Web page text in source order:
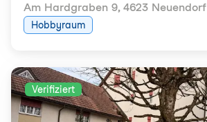
Am Hardgraben 9, 4623 Neuendorf
Hobbyraum
Verifiziert